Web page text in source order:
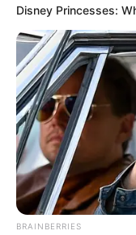
Disney Princesses:
BRAINBERRIES